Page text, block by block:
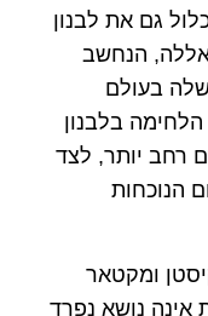
גם את לבנון
הנחשב
בעולם
בלבנון
רחב יותר, לצד
הנוכחות
ומקטאר
אינה נושא נפרד